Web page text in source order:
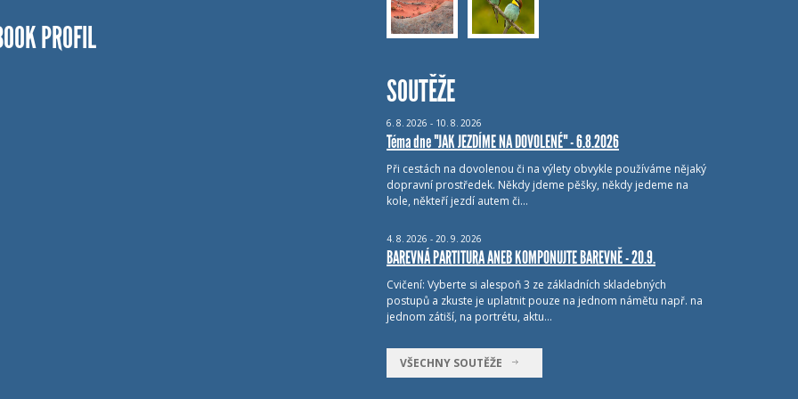
PROFIL
SOUTĚŽE
6. 8. 2026 - 10. 8. 2026
Téma dne "JAK JEZDÍME NA DOVOLENÉ" - 6.8.2026
Při cestách na dovolenou či na výlety obvykle používáme nějaký
dopravní prostředek. Někdy jdeme pěšky, někdy jedeme na
kole, někteří jezdí autem či…
4. 8. 2026 - 20. 9. 2026
BAREVNÁ PARTITURA ANEB KOMPONUJTE BAREVNĚ - 20.9.
Cvičení: Vyberte si alespoň 3 ze základních skladebných
postupů a zkuste je uplatnit pouze na jednom námětu např. na
jednom zátiší, na portrétu, aktu…
VŠECHNY SOUTĚŽE